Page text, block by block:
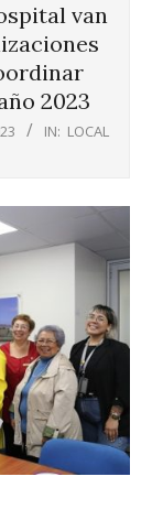
van
2023
IN: LOCAL